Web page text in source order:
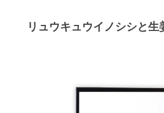
リュウキュウイノシシと